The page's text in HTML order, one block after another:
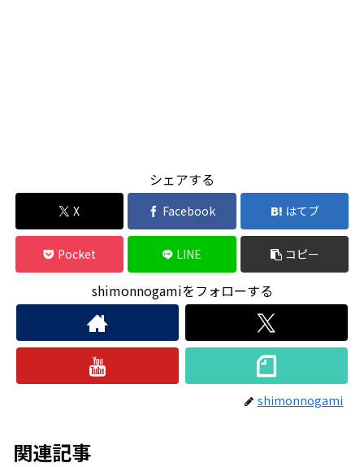
シェアする
X Facebook はてブ
Pocket LINE コピー
shimonnogamiをフォローする
shimonnogami
関連記事